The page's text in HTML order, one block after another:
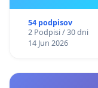
54 podpisov
2 Podpisi / 30 dni
14 Jun 2026